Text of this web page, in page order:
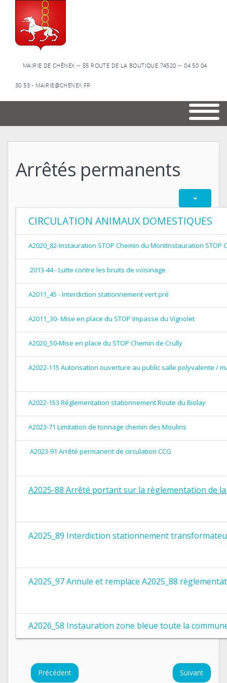
MAIRIE DE CHÊNEX -- 85 ROUTE DE LA BOUTIQUE 74520 -- 04 50 04
30 53 - MAIRIE@CHENEX.FR
Arrêtés permanents
CIRCULATION ANIMAUX DOMESTIQUES
A2020_82-Instauration STOP Chemin du MontInstauration STOP
2013-44 - Lutte contre les bruits de voisinage
A2011_45 - Interdiction stationnement vert pré
A2011_30- Mise en place du STOP Impasse du Vignolet
A2020_50-Mise en place du STOP Chemin de Crully
A2022-115 Autorisation ouverture au public salle polyvalente /
A2022-153 Réglementation stationnement Route du Biolay
A2023-71 Limitation de tonnage chemin des Moulins
A2023-91 Arrêté permanent de circulation CCG
A2025-88 Arrêté portant sur la règlementation de
A2025_89 Interdiction stationnement
A2025_97 Annule et remplace A2025_88
A2026_58 Instauration zone bleue toute la
Précédent Suivant